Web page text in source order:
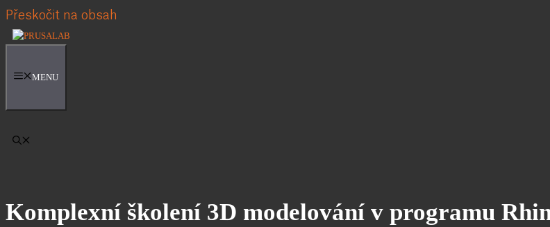
Přeskočit na obsah
MENU
Komplexní školení 3D modelování v programu